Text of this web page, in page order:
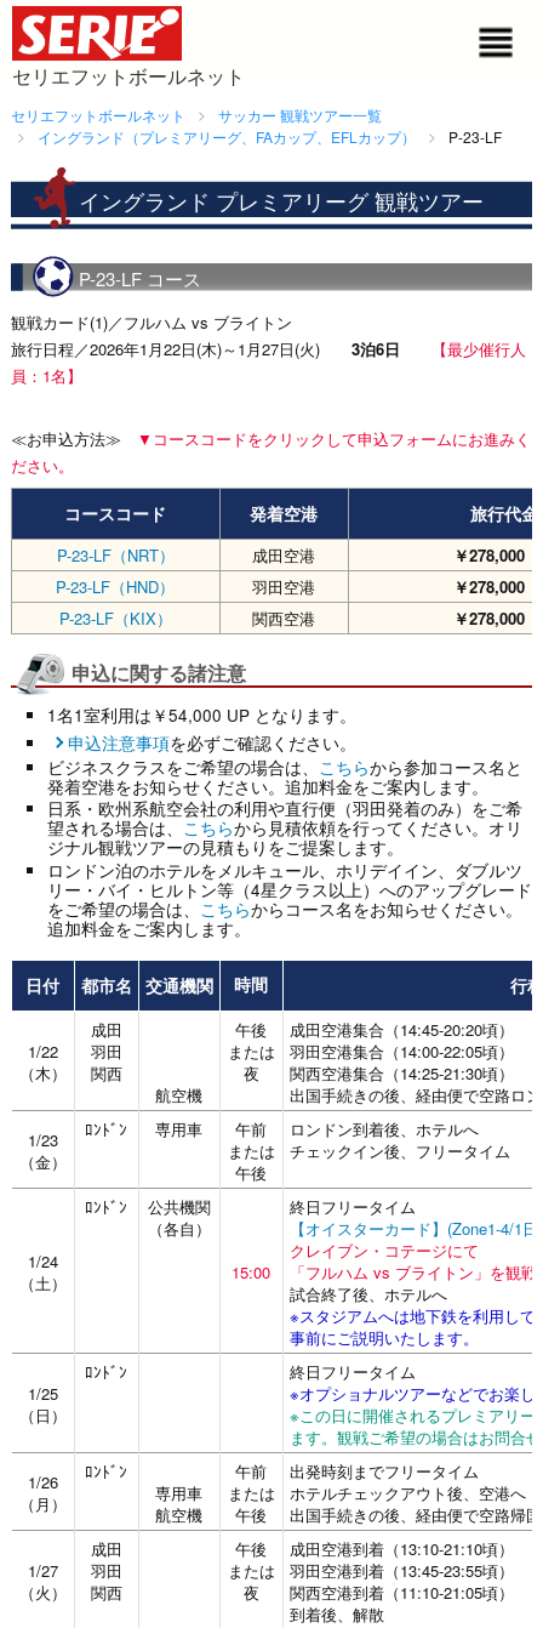
セリエフットボールネット
セリエフットボールネット
サッカー 観戦ツアー一覧
イングランド（プレミアリーグ、FAカップ、EFLカップ）
P-23-LF
イングランド プレミアリーグ 観戦ツアー
P-23-LF コース
観戦カード(1)／フルハム vs ブライトン
旅行日程／2026年1月22日(木)～1月27日(火) 3泊6日
【最少催行人
員：1名】
≪お申込方法≫
▼コースコードをクリックして申込フォームにお進みく
ださい。
コースコード 発着空港 旅行代
P-23-LF（NRT） 成田空港 ￥278,000
P-23-LF（HND）
羽田空港 ￥278,000
P-23-LF（KIX）
関西空港 ￥278,000
申込に関する諸注意
1名1室利用は￥54,000 UP となります。
申込注意事項を必ずご確認ください。
ビジネスクラスをご希望の場合は、
こちらから参加コース名と
発着空港をお知らせください。追加料金をご案内します。
日系・欧州系航空会社の利用や直行便（羽田発着のみ）をご希
望される場合は、 こちらから見積依頼を行ってください。オリ
ジナル観戦ツアーの見積もりをご提案します。
ロンドン泊のホテルをメルキュール、ホリデイイン、ダブルツ
リー・バイ・ヒルトン等（4星クラス以上）へのアップグレード
をご希望の場合は、 こちらからコース名をお知らせください。
追加料金をご案内します。
日付 都市名 交通機関 時間 行程
1/22
（木）
成田
羽田
関西
航空機
午後
または
夜
成田空港集合（14:45-20:20頃）
羽田空港集合（14:00-22:05頃）
関西空港集合（14:25-21:30頃）
出国手続きの後、経由便で空路ロ
1/23
（金）
ﾛﾝﾄﾞﾝ 専用車
午前
または
午後
ロンドン到着後、ホテルへ
チェックイン後、フリータイム
1/24
（土）
ﾛﾝﾄﾞﾝ
公共機関
（各自）
15:00
終日フリータイム
【オイスターカード】(Zone1-4/1
クレイブン・コテージにて
「フルハム vs ブライトン」を観戦
試合終了後、ホテルへ
※スタジアムへは地下鉄を利用し
事前にご説明いたします。
1/25
（日）
ﾛﾝﾄﾞﾝ
終日フリータイム
※オプショナルツアーなどでお楽し
※この日に開催されるプレミアリ
ます。観戦ご希望の場合はお問合
1/26
（月）
ﾛﾝﾄﾞﾝ
専用車
航空機
午前
または
午後
出発時刻までフリータイム
ホテルチェックアウト後、空港へ
出国手続きの後、経由便で空路帰
1/27
（火）
成田
羽田
関西
午後
または
夜
成田空港到着（13:10-21:10頃）
羽田空港到着（13:45-23:55頃）
関西空港到着（11:10-21:05頃）
到着後、解散